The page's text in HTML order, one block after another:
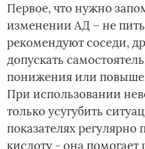
Первое, что нужно
изменении АД – не
рекомендуют соседи,
допускать
понижения или
При использовании
только усугубить
показателях
кислоту - она помогает